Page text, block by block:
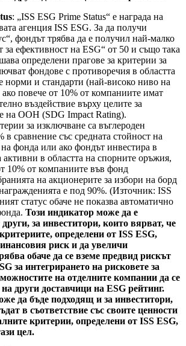
: „ISS ESG Prime Status“ е награда на
агенция ISS ESG. За да получи
фондът трябва да е получил най-малко
за ефективност на ESG“ от 50 и също така
определени прагове за критерии за
фондове с противоречия в областта
норми и стандарти (най-високо ниво на
повече от 10% от компаниите имат
въздействие върху целите за
на ООН (SDG Impact Rating).
за изключване са въглероден
в сравнение със средната стойност на
фонда или ако фондът инвестира в
в областта на спорните оръжия,
10% от компаниите във фонд
на акционерите за избори на борд
е под 90%. (Източник: ISS
статус обаче не показва автоматично
Този индикатор може да е
за инвеститори, които вярват, че
определени от ISS ESG,
риск и да увеличи
обаче да се вземе предвид рискът
за интегрирането на рисковете за
на отделните компании да се
други доставчици на ESG рейтинг.
да бъде подходящ и за инвеститори,
в съответствие със своите ценности
критерии, определени от ISS ESG,
цел.